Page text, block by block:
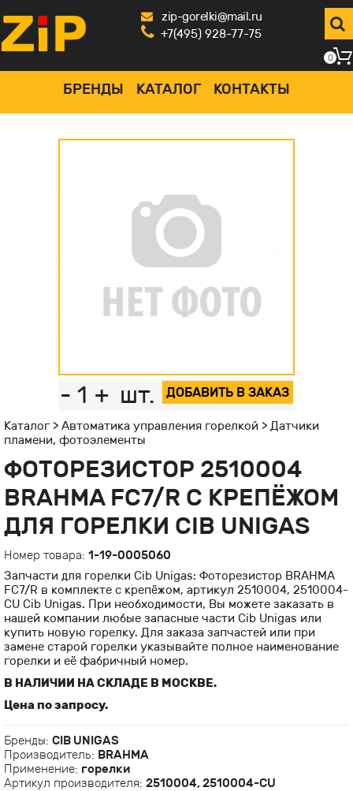
zip-gorelki@mail.ru
+7(495) 928-77-75
БРЕНДЫ КАТАЛОГ КОНТАКТЫ
0
- 1 + шт. ДОБАВИТЬ В ЗАКАЗ
Каталог> Автоматика управления горелкой > Датчики
пламени, фотоэлементы
ФОТОРЕЗИСТОР 2510004
BRAHMA FC7/R С КРЕПЁЖОМ
ДЛЯ ГОРЕЛКИ CIB UNIGAS
Номер товара: 1-19-0005060
Запчасти для горелки Cib Unigas: Фоторезистор BRAHMA
FC7/R в комплекте с крепёжом, артикул 2510004, 2510004-
CU Cib Unigas. При необходимости, Вы можете заказать в
нашей компании любые запасные части Cib Unigas или
купить новую горелку. Для заказа запчастей или при
замене старой горелки указывайте полное наименование
горелки и её фабричный номер.
В НАЛИЧИИ НА СКЛАДЕ В МОСКВЕ.
Цена по запросу.
Бренды: CIB UNIGAS
Производитель: BRAHMA
Применение: горелки
Артикул производителя: 2510004, 2510004-CU